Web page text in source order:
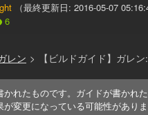
（最終更新日: 2016-05-07
6
レン > 【ビルドガイド】ガレ
かれたものです。ガイドが書かれ
変更になっている可能性がありま